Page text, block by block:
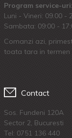
Program service-uri:
Luni - Vineri: 09.00 -
Sambata: 09:00 -
Comanzi azi,
toata tara in termen
Contact
Sos. Fundeni 120A
Sector 2, Bucuresti
Tel: 0751 136 440